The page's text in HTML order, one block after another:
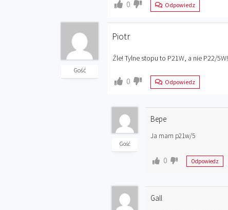
0 Odpowiedz
Gość
Piotr
Źle! Tylne stopu to P21W, a nie P22/
0 Odpowiedz
Gość
Bepe
Ja mam p21w/5
0 Odpowiedz
Gall